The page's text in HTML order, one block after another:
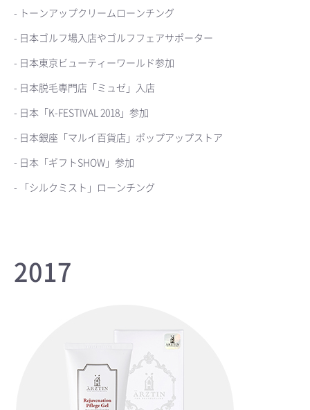
- トーンアップクリームローンチング
- 日本ゴルフ場入店やゴルフフェアサポーター
- 日本東京ビューティーワールド参加
- 日本脱毛専門店「ミュゼ」入店
- 日本「K-FESTIVAL 2018」参加
- 日本銀座「マルイ百貨店」ポップアップストア
- 日本「ギフトSHOW」参加
- 「シルクミスト」ローンチング
2017